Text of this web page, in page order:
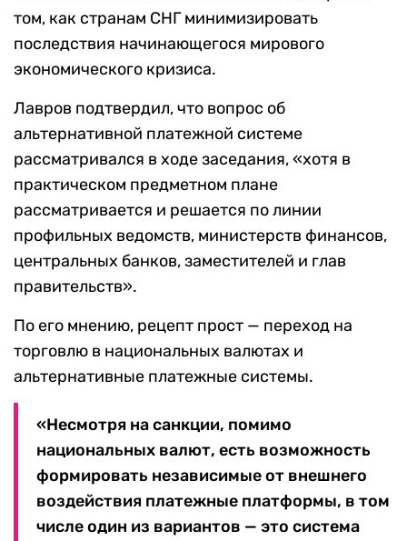
том, как странам СНГ минимизировать
последствия начинающегося мирового
экономического кризиса.
Лавров подтвердил, что вопрос об
альтернативной платежной системе
рассматривался в ходе заседания, «хотя в
практическом предметном плане
рассматривается и решается по линии
профильных ведомств, министерств финансов,
центральных банков, заместителей и глав
правительств».
По его мнению, рецепт прост — переход на
торговлю в национальных валютах и
альтернативные платежные системы.
«Несмотря на санкции, помимо
национальных валют, есть возможность
формировать независимые от внешнего
воздействия платежные платформы, в том
числе один из вариантов — это система